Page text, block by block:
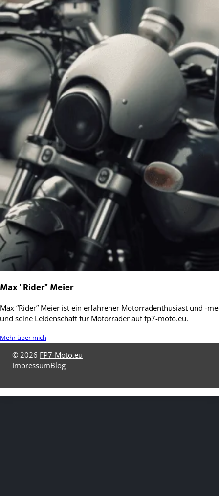
Max "Rider" Meier
Max “Rider” Meier ist ein erfahrener Motorradenthusiast und -
und seine Leidenschaft für Motorräder auf fp7-moto.eu.
Mehr über mich
© 2026 FP7-Moto.eu
ImpressumBlog